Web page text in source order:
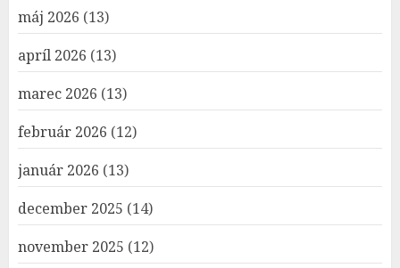
máj 2026 (13)
apríl 2026 (13)
marec 2026 (13)
február 2026 (12)
január 2026 (13)
december 2025 (14)
november 2025 (12)